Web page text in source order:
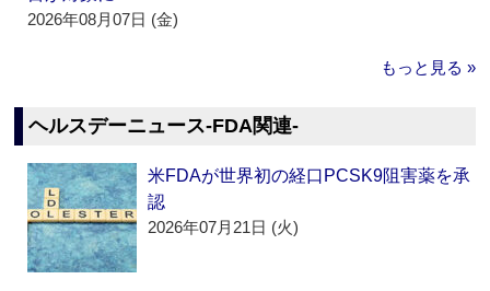
2026年08月07日 (金)
もっと見る »
ヘルスデーニュース‐FDA関連‐
米FDAが世界初の経口PCSK9阻害薬を承
認
2026年07月21日 (火)